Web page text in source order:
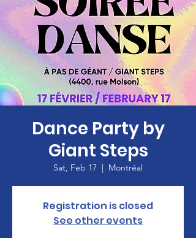
Dance Party by
Giant Steps
Sat, Feb 17
  |
Montréal
Registration is closed
See other events